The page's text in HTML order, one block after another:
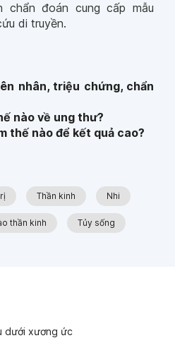
chẩn đoán cung cấp mẫu
di truyền.
nhân, triệu chứng, chẩn
nào về ung thư?
thế nào để kết quả cao?
Thần kinh Nhi
thần kinh Tủy sống
dưới xương ức